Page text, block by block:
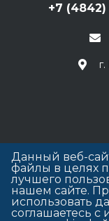
+7 (4842)
Данный веб-
файлы в целях
лучшего
нашем сайте.
использовать
соглашаетесь с